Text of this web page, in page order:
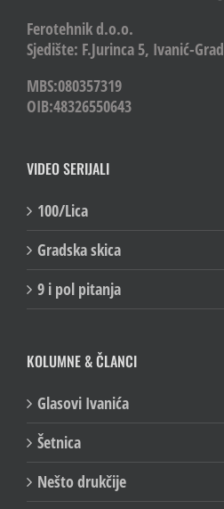
Ferotehnik d.o.o.
Sjedište: F.Jurinca 5, Ivanić-Grad
MBS:080357319
OIB:48326550643
VIDEO SERIJALI
100/Lica
Gradska skica
9 i pol pitanja
KOLUMNE & ČLANCI
Glasovi Ivanića
Šetnica
Nešto drukčije